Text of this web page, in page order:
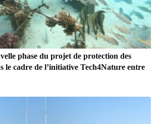
phase du projet de protection des
le cadre de l’initiative Tech4Nature entre